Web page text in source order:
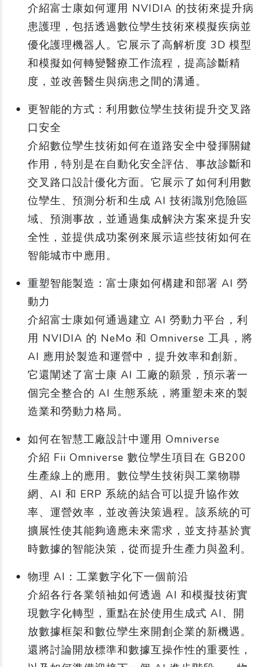
介紹富士康如何運用 NVIDIA 的技術來提升病
患護理，包括透過數位孿生技術來模擬疾病並
優化護理機器人。它展示了高解析度 3D 模型
和模擬如何轉變醫療工作流程，提高診斷精
度，並改善醫生與病患之間的溝通。
更智能的方式：利用數位孿生技術提升交叉路
口安全
介紹數位孿生技術如何在道路安全中發揮關鍵
作用，特別是在自動化安全評估、事故診斷和
交叉路口設計優化方面。它展示了如何利用數
位孿生、預測分析和生成 AI 技術識別危險區
域、預測事故，並通過集成解決方案來提升安
全性，並提供成功案例來展示這些技術如何在
智能城市中應用。
重塑智能製造：富士康如何構建和部署 AI 勞
動力
介紹富士康如何通過建立 AI 勞動力平台，利
用 NVIDIA 的 NeMo 和 Omniverse 工具，將
AI 應用於製造和運營中，提升效率和創新。
它還闡述了富士康 AI 工廠的願景，預示著一
個完全整合的 AI 生態系統，將重塑未來的製
造業和勞動力格局。
如何在智慧工廠設計中運用 Omniverse
介紹 Fii Omniverse 數位孿生項目在 GB200
生產線上的應用。數位孿生技術與工業物聯
網、AI 和 ERP 系統的結合可以提升協作效
率、運營效率，並改善決策過程。該系統的可
擴展性使其能夠適應未來需求，並支持基於實
時數據的智能決策，從而提升生產力與盈利。
物理 AI：工業數字化下一個前沿
介紹各行各業領袖如何透過 AI 和模擬技術實
現數字化轉型，重點在於使用生成式 AI、開
放數據框架和數位孿生來開創企業的新機遇。
還將討論開放標準和數據互操作性的重要性，